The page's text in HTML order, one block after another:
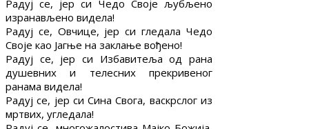
Радуј се, јер си Чедо Своје љубљено
изранављено видела!
Радуј се, Овчице, јер си гледала Чедо
Своје као Јагње на заклање вођено!
Радуј се, јер си Избавитеља од рана
душевних и телесних прекривеног
ранама видела!
Радуј се, јер си Сина Свога, васкрслог из
мртвих, угледала!